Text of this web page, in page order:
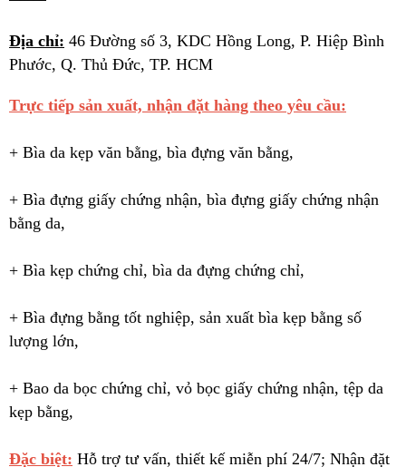
Địa chỉ: 46 Đường số 3, KDC Hồng Long, P. Hiệp Bình
Phước, Q. Thủ Đức, TP. HCM
Trực tiếp sản xuất, nhận đặt hàng theo yêu cầu:
+ Bìa da kẹp văn bằng, bìa đựng văn bằng,
+ Bìa đựng giấy chứng nhận, bìa đựng giấy chứng nhận
bằng da,
+ Bìa kẹp chứng chỉ, bìa da đựng chứng chỉ,
+ Bìa đựng bằng tốt nghiệp, sản xuất bìa kẹp bằng số
lượng lớn,
+ Bao da bọc chứng chỉ, vỏ bọc giấy chứng nhận, tệp da
kẹp bằng,
Đặc biệt: Hỗ trợ tư vấn, thiết kế miễn phí 24/7; Nhận đặt